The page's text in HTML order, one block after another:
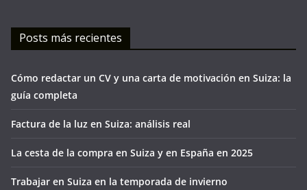
Posts más recientes
Cómo redactar un CV y una carta de motivación en Suiza: la
guía completa
Factura de la luz en Suiza: análisis real
La cesta de la compra en Suiza y en España en 2025
Trabajar en Suiza en la temporada de invierno